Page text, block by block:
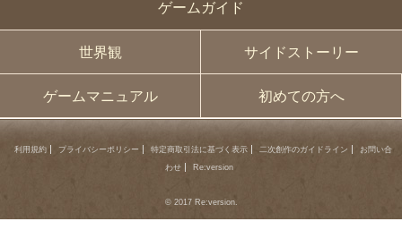
ゲームガイド
世界観 サイドストーリー
ゲームマニュアル 初めての方へ
利用規約 プライバシーポリシー 特定商取引法に基づく表示 二次創作のガイドライン
お問い合
わせ
Re:version
© 2017 Re:version.